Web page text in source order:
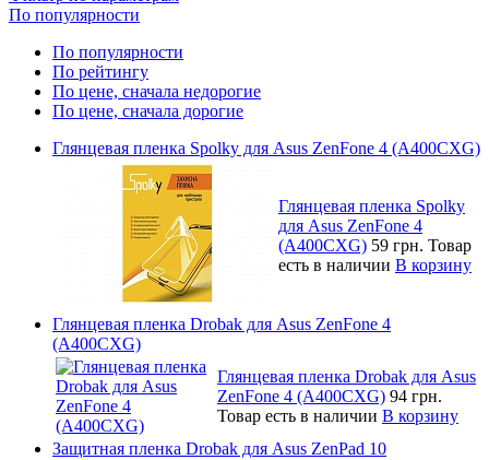
По популярности
По популярности
По рейтингу
По цене, сначала недорогие
По цене, сначала дорогие
Глянцевая пленка Spolky для Asus ZenFone 4 (A400CXG)
Глянцевая пленка Spolky
для Asus ZenFone 4
(A400CXG) 59 грн. Товар
есть в наличии В корзину
Глянцевая пленка Drobak для Asus ZenFone 4
(A400CXG)
Глянцевая пленка Drobak для Asus
ZenFone 4 (A400CXG) 94 грн.
Товар есть в наличии В корзину
Защитная пленка Drobak для Asus ZenPad 10